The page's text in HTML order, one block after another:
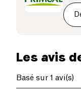
Fibres alimentaires
Les avis
Basé sur 1 avi(s)